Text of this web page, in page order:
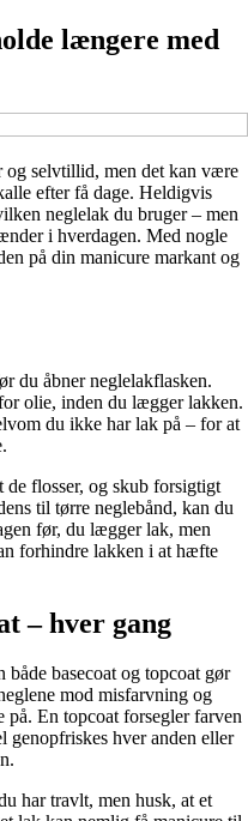
længere med
og selvtillid, men det kan være
efter få dage. Heldigvis
neglelak du bruger – men
i hverdagen. Med nogle
på din manicure markant og
du åbner neglelakflasken.
olie, inden du lægger lakken.
du ikke har lak på – for at
flosser, og skub forsigtigt
til tørre neglebånd, kan du
før, du lægger lak, men
forhindre lakken i at hæfte
– hver gang
basecoat og topcoat gør
mod misfarvning og
En topcoat forsegler farven
genopfriskes hver anden eller
har travlt, men husk, at et